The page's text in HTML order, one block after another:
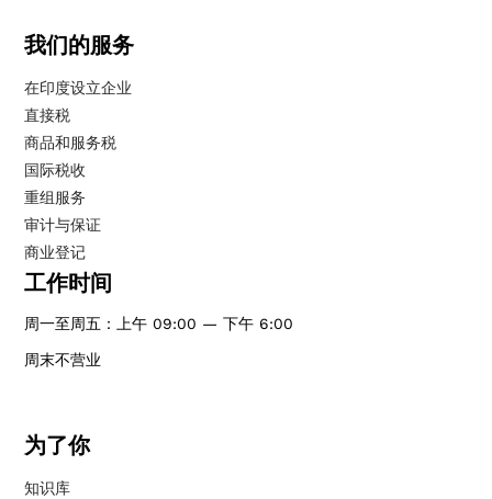
我们的服务
在印度设立企业
直接税
商品和服务税
国际税收
重组服务
审计与保证
商业登记
工作时间
周一至周五：上午 09:00 — 下午 6:00
周末不营业
为了你
知识库